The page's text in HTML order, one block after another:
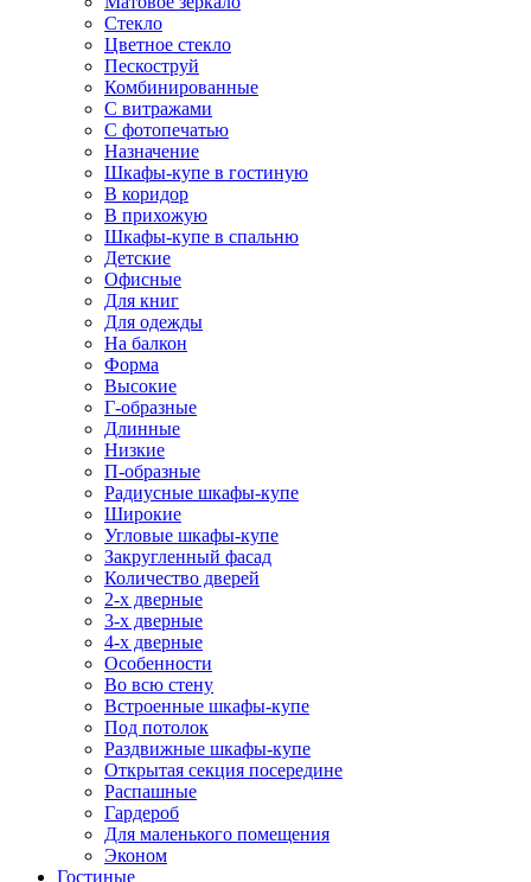
Стекло
Цветное стекло
Пескоструй
Комбинированные
С витражами
С фотопечатью
Назначение
Шкафы-купе в гостиную
В коридор
В прихожую
Шкафы-купе в спальню
Детские
Офисные
Для книг
Для одежды
На балкон
Форма
Высокие
Г-образные
Длинные
Низкие
П-образные
Радиусные шкафы-купе
Широкие
Угловые шкафы-купе
Закругленный фасад
Количество дверей
2-х дверные
3-х дверные
4-х дверные
Особенности
Во всю стену
Встроенные шкафы-купе
Под потолок
Раздвижные шкафы-купе
Открытая секция посередине
Распашные
Гардероб
Для маленького помещения
Эконом
Гостиные